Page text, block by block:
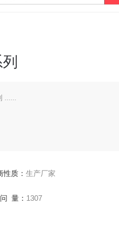
性质： 生产厂家
量： 1307